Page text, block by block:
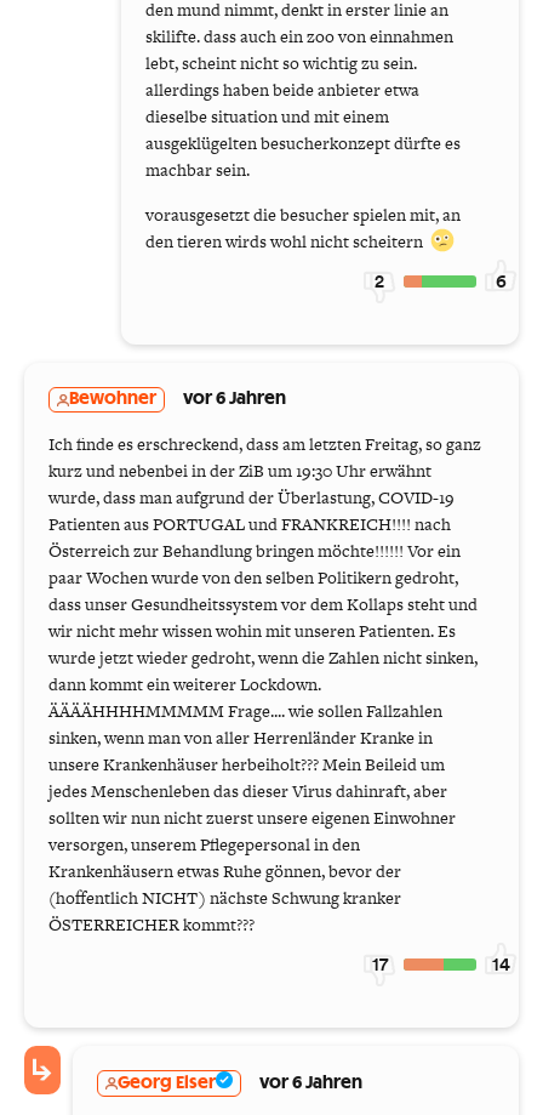
den mund nimmt, denkt in erster linie an
skilifte. dass auch ein zoo von einnahmen
lebt, scheint nicht so wichtig zu sein.
allerdings haben beide anbieter etwa
dieselbe situation und mit einem
ausgeklügelten besucherkonzept dürfte es
machbar sein.
vorausgesetzt die besucher spielen mit, an
den tieren wirds wohl nicht scheitern
2 6
Bewohner vor 6 Jahren
Ich finde es erschreckend, dass am letzten Freitag, so ganz
kurz und nebenbei in der ZiB um 19:30 Uhr erwähnt
wurde, dass man aufgrund der Überlastung, COVID-19
Patienten aus PORTUGAL und FRANKREICH!!!! nach
Österreich zur Behandlung bringen möchte!!!!!! Vor ein
paar Wochen wurde von den selben Politikern gedroht,
dass unser Gesundheitssystem vor dem Kollaps steht und
wir nicht mehr wissen wohin mit unseren Patienten. Es
wurde jetzt wieder gedroht, wenn die Zahlen nicht sinken,
dann kommt ein weiterer Lockdown.
ÄÄÄÄHHHHMMMMM Frage.... wie sollen Fallzahlen
sinken, wenn man von aller Herrenländer Kranke in
unsere Krankenhäuser herbeiholt??? Mein Beileid um
jedes Menschenleben das dieser Virus dahinraft, aber
sollten wir nun nicht zuerst unsere eigenen Einwohner
versorgen, unserem Pflegepersonal in den
Krankenhäusern etwas Ruhe gönnen, bevor der
(hoffentlich NICHT) nächste Schwung kranker
ÖSTERREICHER kommt???
17 14
Georg Elser vor 6 Jahren